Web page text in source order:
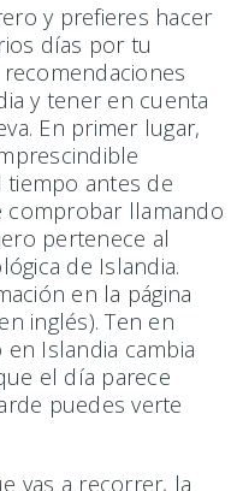
y prefieres hacer
días por tu
y tener en cuenta
En primer lugar,
antes de
comprobar llamando
pertenece al
de Islandia.
en la página
inglés). Ten en
Islandia cambia
el día parece
puedes verte
vas a recorrer, la